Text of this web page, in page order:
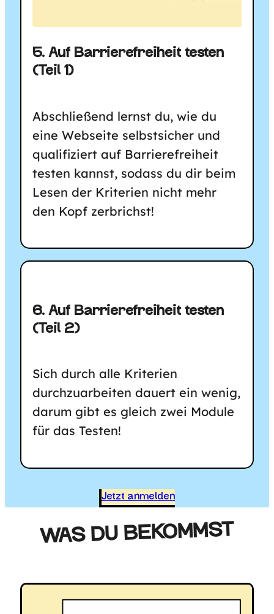
5. Auf Barrierefreiheit testen
(Teil 1)
Abschließend lernst du, wie du
eine Webseite selbstsicher und
qualifiziert auf Barrierefreiheit
testen kannst, sodass du dir beim
Lesen der Kriterien nicht mehr
den Kopf zerbrichst!
6. Auf Barrierefreiheit testen
(Teil 2)
Sich durch alle Kriterien
durchzuarbeiten dauert ein wenig,
darum gibt es gleich zwei Module
für das Testen!
Jetzt anmelden
WAS DU BEKOMMST